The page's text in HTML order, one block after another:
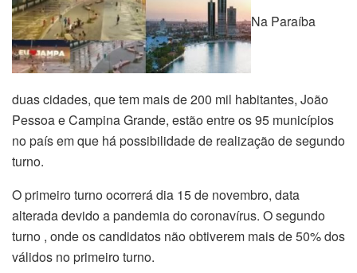
Na Paraíba
duas cidades, que tem mais de 200 mil habitantes, João
Pessoa e Campina Grande, estão entre os 95 municípios
no país em que há possibilidade de realização de segundo
turno.
O primeiro turno ocorrerá dia 15 de novembro, data
alterada devido a pandemia do coronavírus. O segundo
turno , onde os candidatos não obtiverem mais de 50% dos
válidos no primeiro turno.